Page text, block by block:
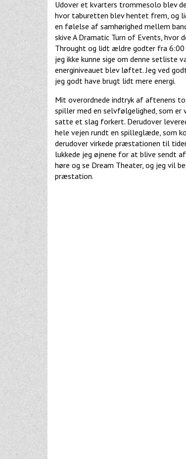
Udover et kvarters trommesolo blev
hvor taburetten blev hentet frem, og
en følelse af samhørighed mellem
skive A Dramatic Turn of Events, hvor
Throught og lidt ældre godter fra 6:00
jeg ikke kunne sige om denne setliste
energiniveauet blev løftet. Jeg ved
jeg godt have brugt lidt mere energi.
Mit overordnede indtryk af aftenens
spiller med en selvfølgelighed, som er
satte et slag forkert. Derudover
hele vejen rundt en spilleglæde, som
derudover virkede præstationen til
lukkede jeg øjnene for at blive sendt
høre og se Dream Theater, og jeg vil
præstation.